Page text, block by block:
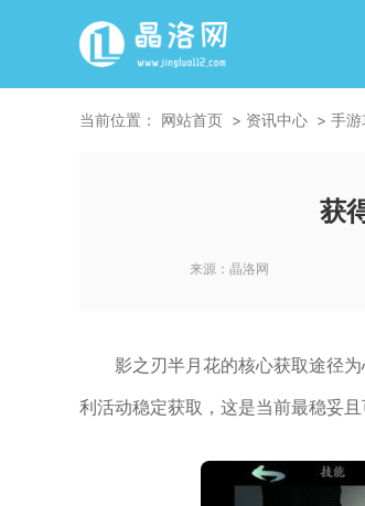
当前位置： 网站首页 资讯中心 手游
获
来源： 晶洛网
影之刃半月花的核心获取途径
利活动稳定获取，这是当前最稳妥且